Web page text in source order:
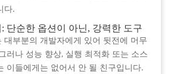
다.
단순한 옵션이 아닌, 강력한 도구
대부분의 개발자에게 있어 뒷전에 머무
러나 성능 향상, 실행 최적화 또는 소스
이들에게는 없어서 안 될 친구입니다.